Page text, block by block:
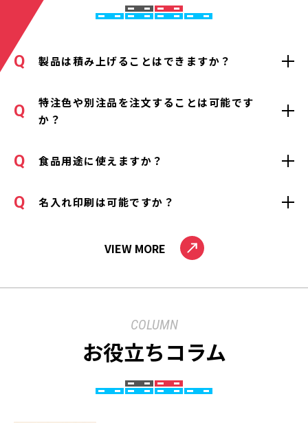
製品は積み上げることはできますか？
特注色や別注品を注文することは可能です
か？
食品用途に使えますか？
名入れ印刷は可能ですか？
VIEW MORE
COLUMN
お役立ちコラム